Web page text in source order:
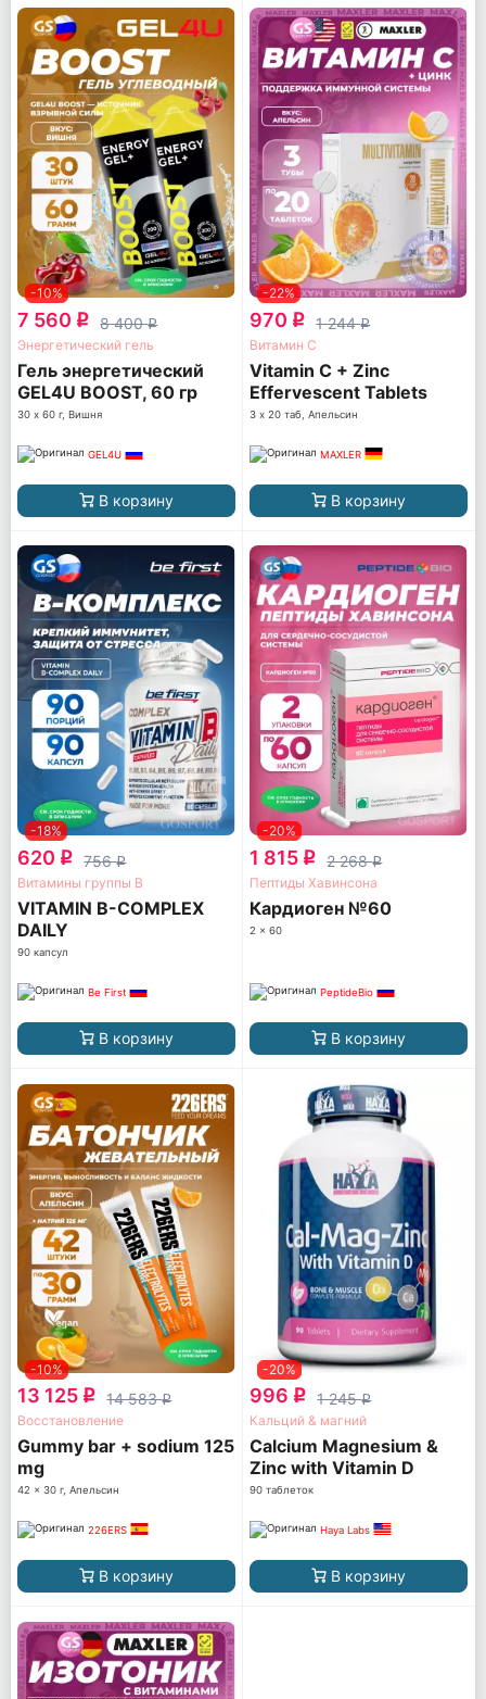
-10%
7 560 q 8 400q
Энергетический гель
Гель энергетический
GEL4U BOOST, 60 гр
30 х 60 г, Вишня
GEL4U
В корзину
-22%
970 q 1 244q
Витамин С
Vitamin C + Zinc
Effervescent Tablets
3 х 20 таб, Апельсин
MAXLER
В корзину
-18%
620 q 756q
Витамины группы B
VITAMIN B-COMPLEX
DAILY
90 капсул
Be First
В корзину
-20%
1 815 q 2 268q
Пептиды Хавинсона
Кардиоген №60
2 x 60
PeptideBio
В корзину
-10%
13 125 q 14 583q
Восстановление
Gummy bar + sodium 125
mg
42 x 30 г, Апельсин
226ERS
В корзину
-20%
996 q 1 245q
Кальций & магний
Calcium Magnesium &
Zinc with Vitamin D
90 таблеток
Haya Labs
В корзину